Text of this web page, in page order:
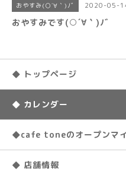
おやすみ(○´∀｀)ﾉﾞ 2020-05-
おやすみです(○´∀｀)ﾉﾞ
◆ トップページ
◆ カレンダー
◆cafe toneのオープンマ
◆ 店舗情報